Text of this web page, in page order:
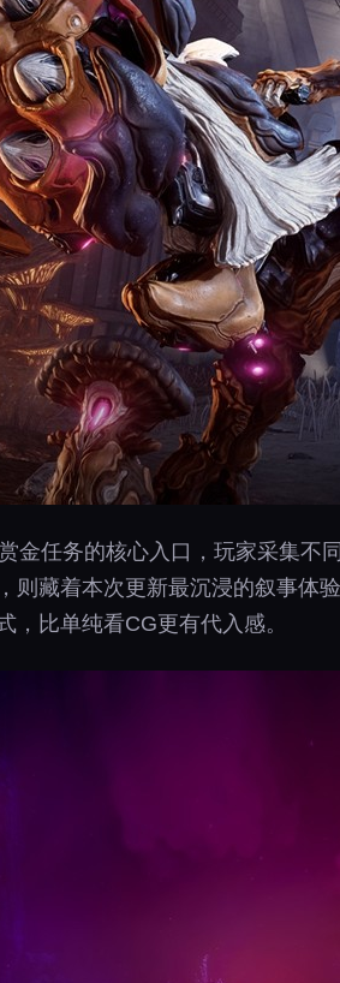
金任务的核心入口，玩家采集
则藏着本次更新最沉浸的叙事体
比单纯看CG更有代入感。